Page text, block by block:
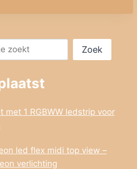
Zoek
met 1 RGBWW ledstrip voor
led flex midi top view –
verlichting